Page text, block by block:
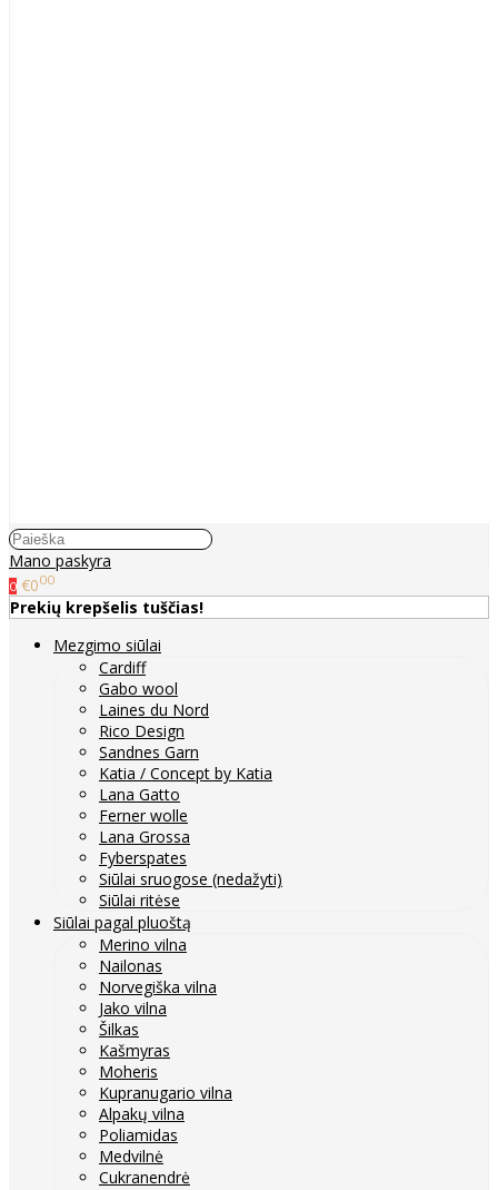
Mano paskyra
0 €000
Prekių krepšelis tuščias!
Mezgimo siūlai
Cardiff
Gabo wool
Laines du Nord
Rico Design
Sandnes Garn
Katia / Concept by Katia
Lana Gatto
Ferner wolle
Lana Grossa
Fyberspates
Siūlai sruogose (nedažyti)
Siūlai ritėse
Siūlai pagal pluoštą
Merino vilna
Nailonas
Norvegiška vilna
Jako vilna
Šilkas
Kašmyras
Moheris
Kupranugario vilna
Alpakų vilna
Poliamidas
Medvilnė
Cukranendrė